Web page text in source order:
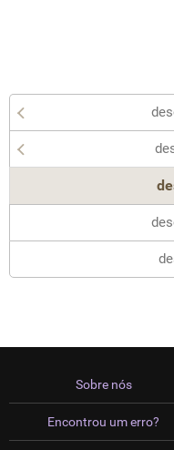
Sobre nós
Encontrou um erro?